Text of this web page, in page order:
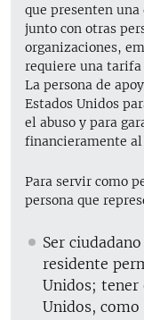
que presenten
junto con otras
organizaciones,
requiere una
La persona de
Estados Unidos
el abuso y para
financieramente al
Para servir como
persona que
Ser
residente
Unidos; tener
Unidos,